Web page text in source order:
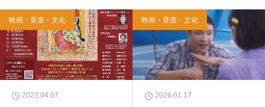
映画・音楽・文化
2023.04.07
映画・音楽・文化
2026.01.17